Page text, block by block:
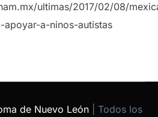
ultimas/2017/02/08/
a-ninos-autistas
de Nuevo León | Todos los